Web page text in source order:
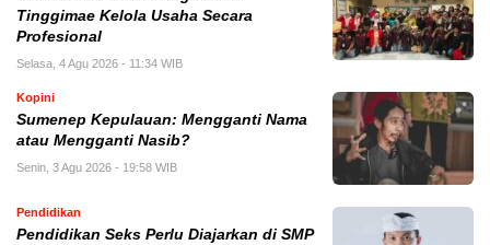
Tinggimae Kelola Usaha Secara
Profesional
Selasa, 4 Agu 2026 - 11:34 WIB
Kopini
Sumenep Kepulauan: Mengganti Nama
atau Mengganti Nasib?
Senin, 3 Agu 2026 - 19:58 WIB
Pendidikan
Pendidikan Seks Perlu Diajarkan di SMP